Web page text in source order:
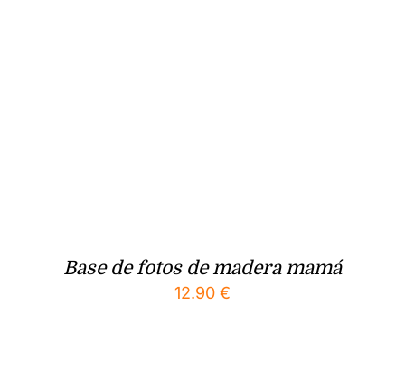
Base de fotos de madera mamá
12.90 €